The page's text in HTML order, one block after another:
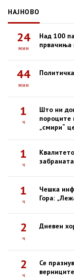
НАЈНОВО
24
мин
Над 100
првачиња
44
мин
1
ч
Што ни
пороците
„смири“
1
ч
1
ч
Чешка
Гора:
2
ч
Дневен
2
ч
Се